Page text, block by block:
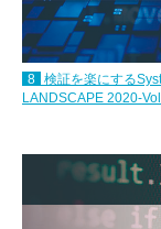
8
検証を楽にする
LANDSCAPE 2020-